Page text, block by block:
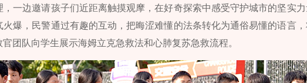
一边邀请孩子们近距离触摸观摩，在好奇探索中感受守护城市的坚实
爆，民警通过有趣的互动，把晦涩难懂的法条转化为通俗易懂的语言
团队向学生展示海姆立克急救法和心肺复苏急救流程。